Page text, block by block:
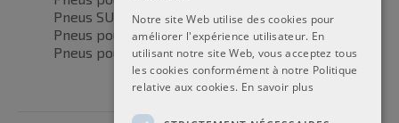
Pneus SUV / 4x4
Pneus pour camionnettes
Pneus pour motos
Notre site Web utilise des cookies pour
améliorer l'expérience utilisateur. En
utilisant notre site Web, vous acceptez tous
les cookies conformément à notre Politique
relative aux cookies. En savoir plus